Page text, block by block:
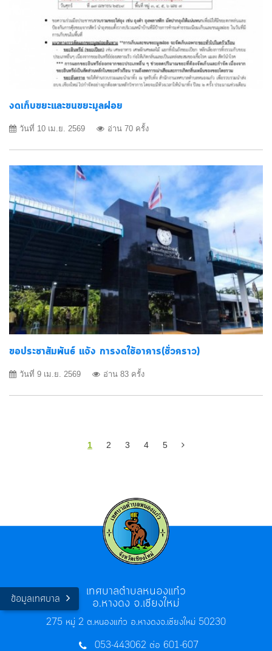
ข้อมูลเทศบาล
งดเก็บขยะและขนขยะมูลฝอย
วันที่ 10 เม.ย. 2569 อ่าน 70 ครั้ง
ขอประชาสัมพันธ์ แจ้ง การงดใช้อาคาร(ชั่วคราว)
วันที่ 9 เม.ย. 2569 อ่าน 83 ครั้ง
1 2 3 4 5
275 หมู่ 2 ต.หนองแก๋ว อ.หางดงจ.เชียงใหม่ 50230
เทศบาลตำบลหนองแก๋ว
อ.หางดง จ.เชียงใหม่
053-443062 ต่อ 601-607